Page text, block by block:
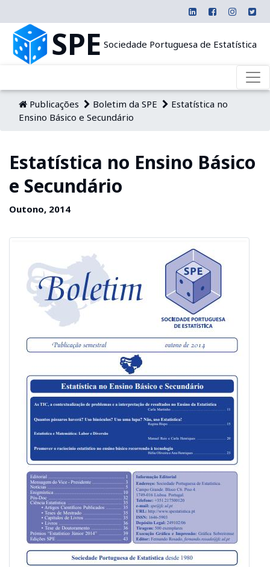
SPE Sociedade Portuguesa de Estatística
Publicações Boletim da SPE
Estatística no
Ensino Básico e Secundário
Estatística no Ensino Básico
e Secundário
Outono, 2014